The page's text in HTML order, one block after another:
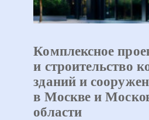
Комплексное
и строительство
зданий и
в Москве и
области